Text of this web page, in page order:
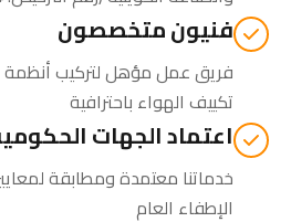
فنيون متخصصون
فريق عمل مؤهل لتركيب أنظمة
تكييف الهواء باحترافية
اعتماد الجهات
خدماتنا معتمدة ومطابقة
الإطفاء العام